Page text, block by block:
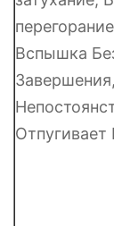
Вспышка
Отпугивает